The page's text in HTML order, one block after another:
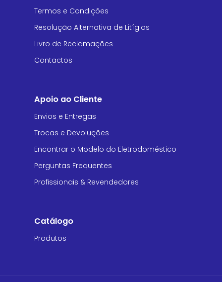
Termos e Condições
Resolução Alternativa de Litígios
Livro de Reclamações
Contactos
Apoio ao Cliente
Envios e Entregas
Trocas e Devoluções
Encontrar o Modelo do Eletrodoméstico
Perguntas Frequentes
Profissionais & Revendedores
Catálogo
Produtos